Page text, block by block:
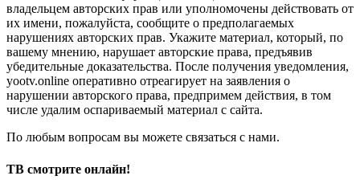
владельцем авторских прав или уполномочены действовать от
их имени, пожалуйста, сообщите о предполагаемых
нарушениях авторских прав. Укажите материал, который, по
вашему мнению, нарушает авторские права, предъявив
убедительные доказательства. После получения уведомления,
yootv.online оперативно отреагирует на заявления о
нарушении авторского права, предпримем действия, в том
числе удалим оспариваемый материал с сайта.
По любым вопросам вы можете связаться с нами.
ТВ смотрите онлайн!